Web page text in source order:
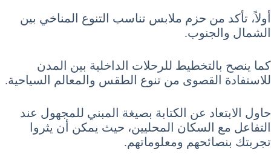
أولاً، تأكد من حزم ملابس تناسب التنوع المناخي بين
الشمال والجنوب.
كما ينصح بالتخطيط للرحلات الداخلية بين المدن
للاستفادة القصوى من تنوع الطقس والمعالم السياحية.
حاول الابتعاد عن الكتابة بصيغة المبني للمجهول عند
التفاعل مع السكان المحليين، حيث يمكن أن يثروا
تجربتك بنصائحهم ومعلوماتهم.